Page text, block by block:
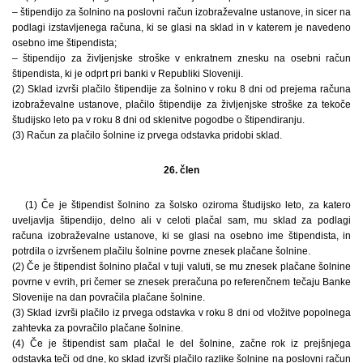
– štipendijo za šolnino na poslovni račun izobraževalne ustanove, in sicer na
podlagi izstavljenega računa, ki se glasi na sklad in v katerem je navedeno
osebno ime štipendista;
– štipendijo za življenjske stroške v enkratnem znesku na osebni račun
štipendista, ki je odprt pri banki v Republiki Sloveniji.
(2) Sklad izvrši plačilo štipendije za šolnino v roku 8 dni od prejema računa
izobraževalne ustanove, plačilo štipendije za življenjske stroške za tekoče
študijsko leto pa v roku 8 dni od sklenitve pogodbe o štipendiranju.
(3) Račun za plačilo šolnine iz prvega odstavka pridobi sklad.
26. člen
(1) Če je štipendist šolnino za šolsko oziroma študijsko leto, za katero
uveljavlja štipendijo, delno ali v celoti plačal sam, mu sklad za podlagi
računa izobraževalne ustanove, ki se glasi na osebno ime štipendista, in
potrdila o izvršenem plačilu šolnine povrne znesek plačane šolnine.
(2) Če je štipendist šolnino plačal v tuji valuti, se mu znesek plačane šolnine
povrne v evrih, pri čemer se znesek preračuna po referenčnem tečaju Banke
Slovenije na dan povračila plačane šolnine.
(3) Sklad izvrši plačilo iz prvega odstavka v roku 8 dni od vložitve popolnega
zahtevka za povračilo plačane šolnine.
(4) Če je štipendist sam plačal le del šolnine, začne rok iz prejšnjega
odstavka teči od dne, ko sklad izvrši plačilo razlike šolnine na poslovni račun